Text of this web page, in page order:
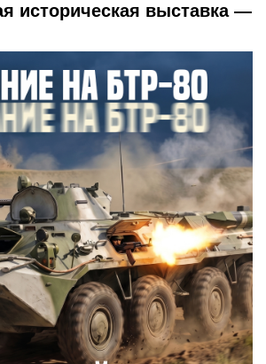
историческая выставка —